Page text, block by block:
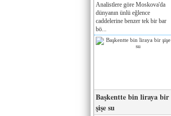
Analistlere göre Moskova'da
dünyanın ünlü eğlence
caddelerine benzer tek bir bar
bö...
Başkentte bin liraya bir
şişe su